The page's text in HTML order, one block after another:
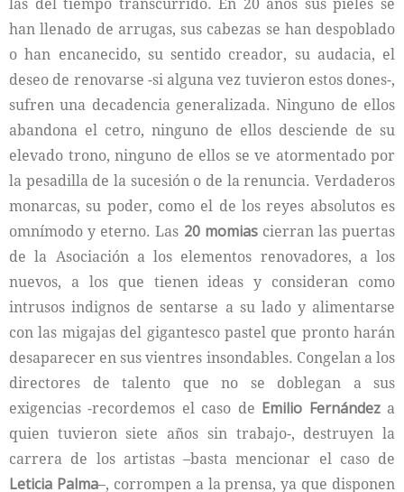
han llenado de arrugas, sus cabezas se han despoblado
o han encanecido, su sentido creador, su audacia, el
deseo de renovarse -si alguna vez tuvieron estos dones-,
sufren una decadencia generalizada. Ninguno de ellos
abandona el cetro, ninguno de ellos desciende de su
elevado trono, ninguno de ellos se ve atormentado por
la pesadilla de la sucesión o de la renuncia. Verdaderos
monarcas, su poder, como el de los reyes absolutos es
omnímodo y eterno. Las 20 momiascierran las puertas
de la Asociación a los elementos renovadores, a los
nuevos, a los que tienen ideas y consideran como
intrusos indignos de sentarse a su lado y alimentarse
con las migajas del gigantesco pastel que pronto harán
desaparecer en sus vientres insondables. Congelan a los
directores de talento que no se doblegan a sus
exigencias -recordemos el caso de Emilio Fernándeza
quien tuvieron siete años sin trabajo-, destruyen la
carrera de los artistas –basta mencionar el caso de
Leticia Palma–, corrompen a la prensa, ya que disponen